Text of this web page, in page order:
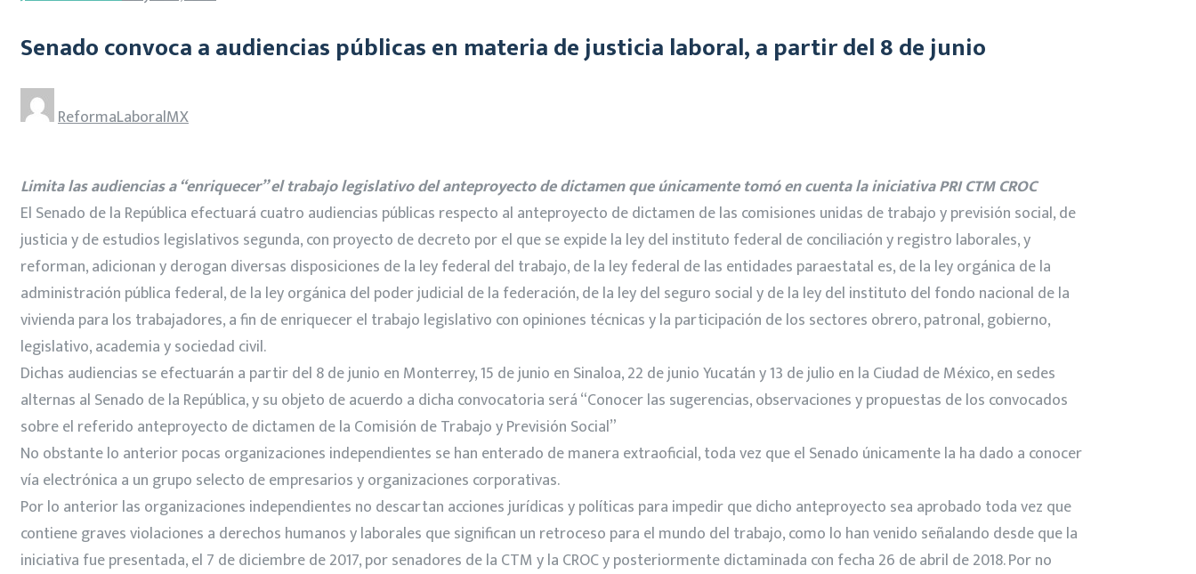
Senado convoca a audiencias públicas en materia de justicia laboral, a partir del 8 de junio
ReformaLaboralMX
Limita las audiencias a “enriquecer” el trabajo legislativo del anteproyecto de dictamen que únicamente tomó en cuenta la iniciativa PRI CTM CROC
El Senado de la República efectuará cuatro audiencias públicas respecto al anteproyecto de dictamen de las comisiones unidas de trabajo y previsión social, de
justicia y de estudios legislativos segunda, con proyecto de decreto por el que se expide la ley del instituto federal de conciliación y registro laborales, y
reforman, adicionan y derogan diversas disposiciones de la ley federal del trabajo, de la ley federal de las entidades paraestatal es, de la ley orgánica de la
administración pública federal, de la ley orgánica del poder judicial de la federación, de la ley del seguro social y de la ley del instituto del fondo nacional de la
vivienda para los trabajadores, a fin de enriquecer el trabajo legislativo con opiniones técnicas y la participación de los sectores obrero, patronal, gobierno,
legislativo, academia y sociedad civil.
Dichas audiencias se efectuarán a partir del 8 de junio en Monterrey, 15 de junio en Sinaloa, 22 de junio Yucatán y 13 de julio en la Ciudad de México, en sedes
alternas al Senado de la República, y su objeto de acuerdo a dicha convocatoria será “Conocer las sugerencias, observaciones y propuestas de los convocados
sobre el referido anteproyecto de dictamen de la Comisión de Trabajo y Previsión Social”
No obstante lo anterior pocas organizaciones independientes se han enterado de manera extraoficial, toda vez que el Senado únicamente la ha dado a conocer
vía electrónica a un grupo selecto de empresarios y organizaciones corporativas.
Por lo anterior las organizaciones independientes no descartan acciones jurídicas y políticas para impedir que dicho anteproyecto sea aprobado toda vez que
contiene graves violaciones a derechos humanos y laborales que significan un retroceso para el mundo del trabajo, como lo han venido señalando desde que la
iniciativa fue presentada, el 7 de diciembre de 2017, por senadores de la CTM y la CROC y posteriormente dictaminada con fecha 26 de abril de 2018. Por no